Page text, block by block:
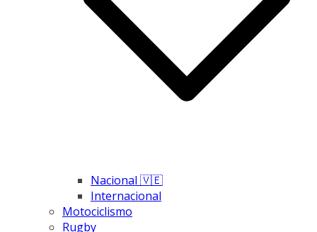
Nacional 🇻🇪
Internacional
Motociclismo
Rugby